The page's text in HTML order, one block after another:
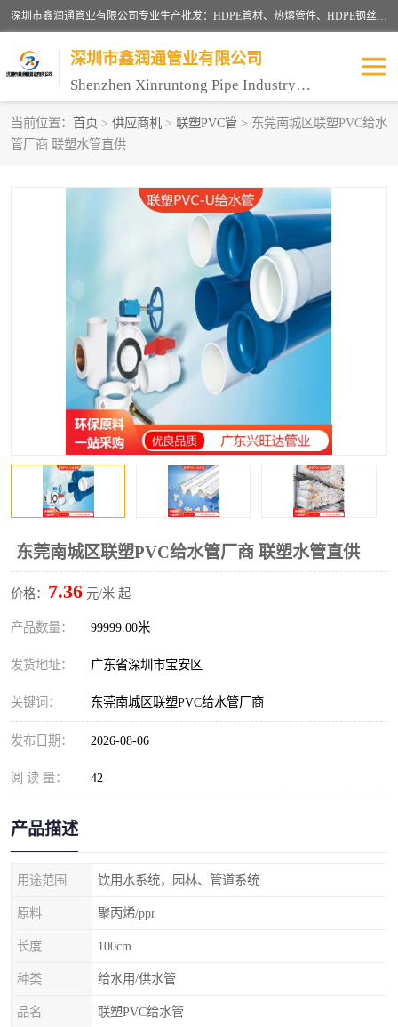
深圳市鑫润通管业有限公司专业生产批发：HDPE管材、热熔管件、HDPE钢丝骨架管、电熔管件、HDPE双壁波纹管、MPP电力管、井盖、PVC管材管件、PPR管材管件等；公司自创建以来，始终秉承“团结、务实、创新、守信”的服务宗旨，凭借专业的服务以及多年的勤奋拼搏，发展成为一家专业销售各种管材管件，绝缘电工套管及配件等系列产品的贸易公司。
深圳市鑫润通管业有限公司
Shenzhen Xinruntong Pipe Industry Co., Ltd
当前位置： 首页 > 供应商机 > 联塑PVC管 > 东莞南城区联塑PVC给水
管厂商 联塑水管直供
东莞南城区联塑PVC给水管厂商 联塑水管直供
价格： 7.36 元/米 起
产品数量： 99999.00米
发货地址： 广东省深圳市宝安区
关键词： 东莞南城区联塑PVC给水管厂商
发布日期： 2026-08-06
阅 读 量： 42
产品描述
用途范围 饮用水系统，园林、管道系统
原料 聚丙烯/ppr
长度 100cm
种类 给水用/供水管
品名 联塑PVC给水管
HDPE管材给水管
HDPE电力通讯管
MPP电力通信管
联塑PPR管
联塑家装红蓝线管